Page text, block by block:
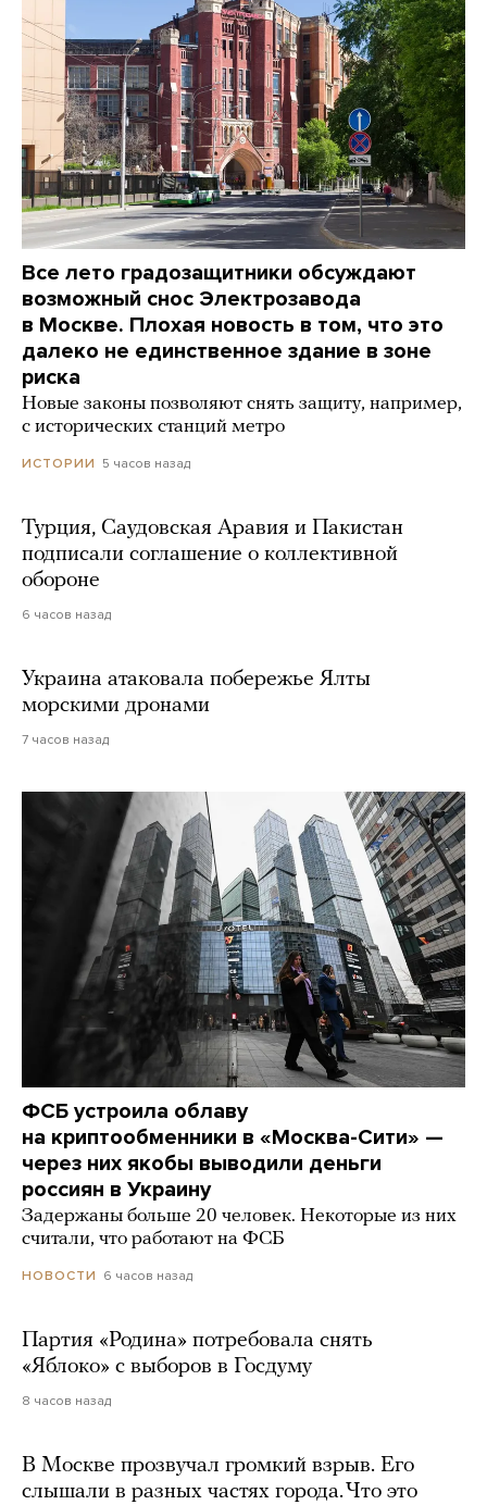
Все лето градозащитники обсуждают
возможный снос Электрозавода
в Москве. Плохая новость в том, что это
далеко не единственное здание в зоне
риска
Новые законы позволяют снять защиту, например,
с исторических станций метро
ИСТОРИИ 5 часов назад
Турция, Саудовская Аравия и Пакистан
подписали соглашение о коллективной
обороне
6 часов назад
Украина атаковала побережье Ялты
морскими дронами
7 часов назад
ФСБ устроила облаву
на криптообменники в «Москва-Сити» —
через них якобы выводили деньги
россиян в Украину
Задержаны больше 20 человек. Некоторые из них
считали, что работают на ФСБ
НОВОСТИ 6 часов назад
Партия «Родина» потребовала снять
«Яблоко» с выборов в Госдуму
8 часов назад
В Москве прозвучал громкий взрыв. Его
слышали в разных частях города. Что это